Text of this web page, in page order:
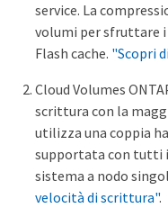
service. La
volumi per sfruttare
Flash cache. "Scopri
Cloud Volumes
scrittura con la
utilizza una coppia
supportata con tutti
sistema a nodo
velocità di scrittura".